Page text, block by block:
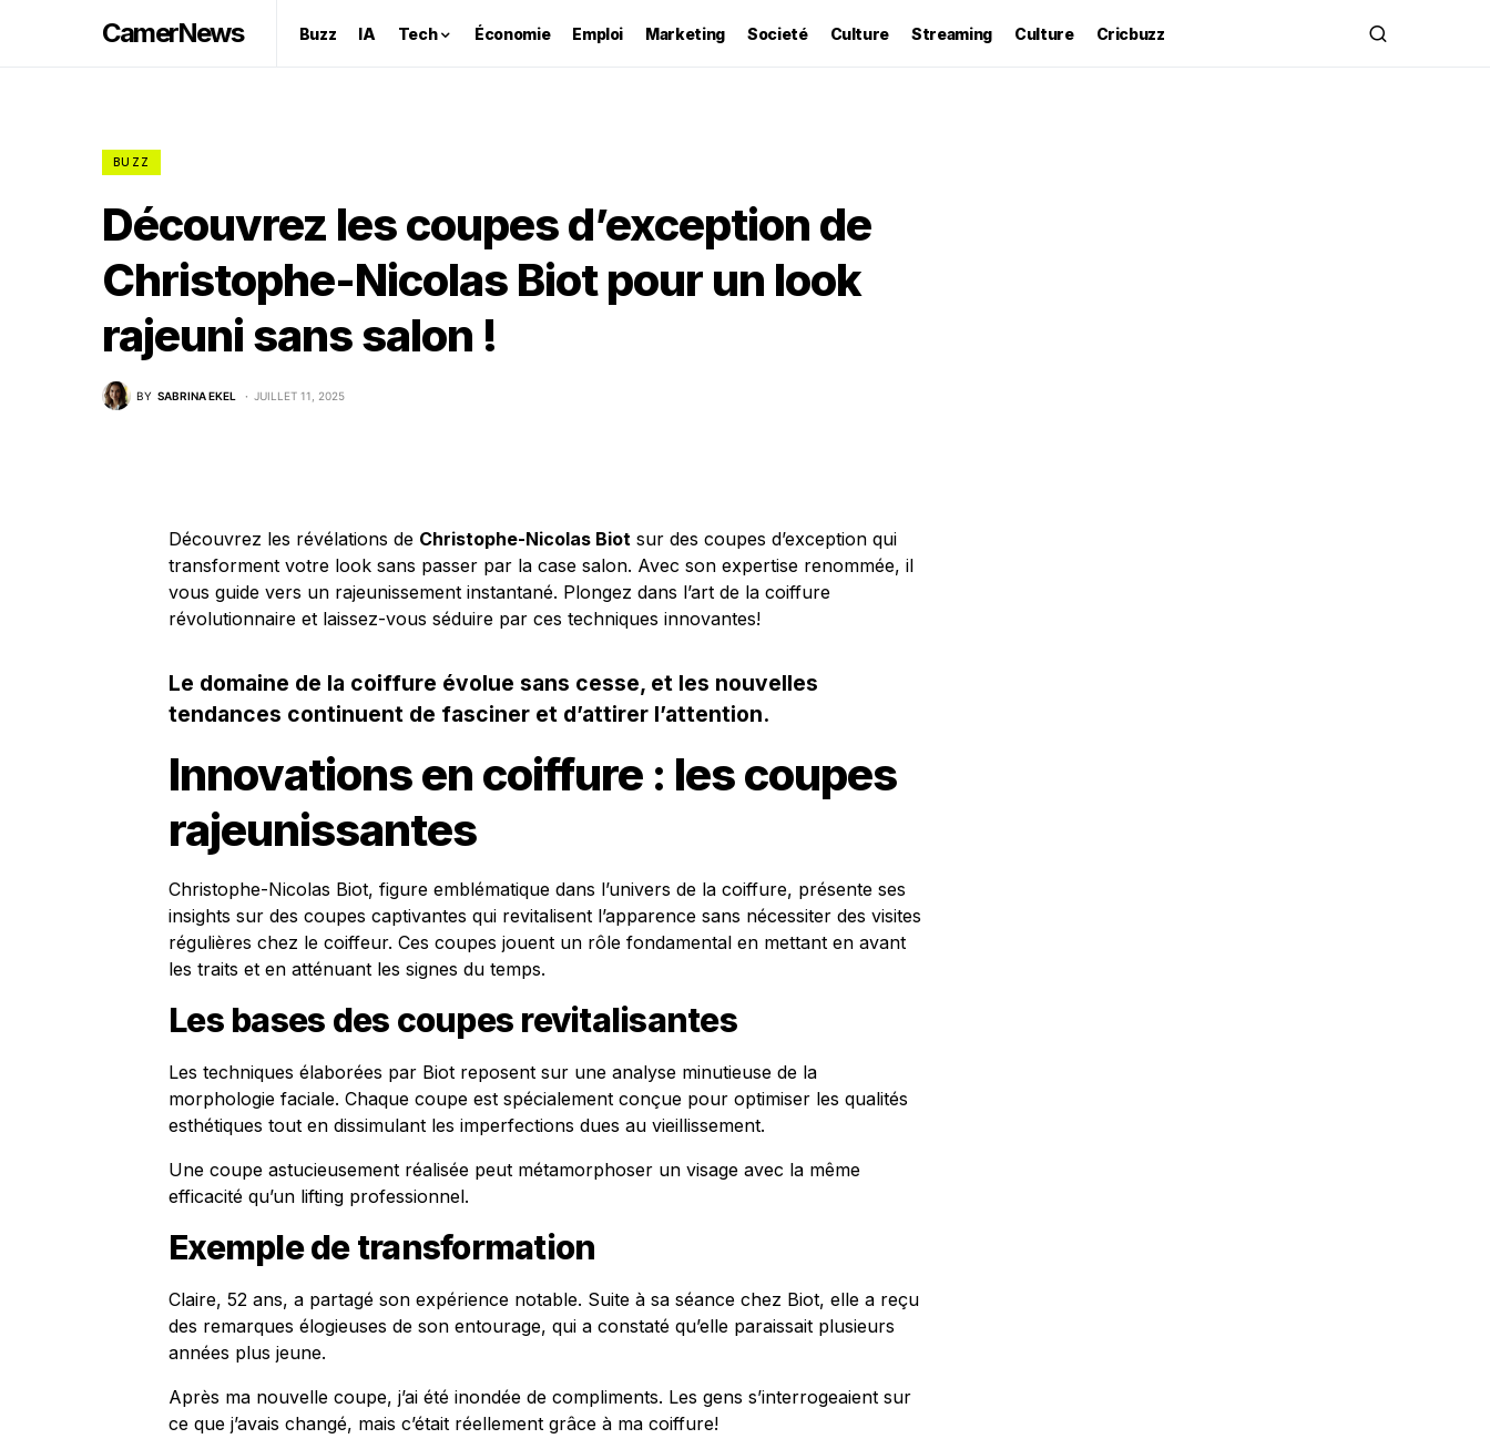
CamerNews Buzz IA Tech Économie Emploi Marketing Societé Culture Streaming Culture Cricbuzz
BUZZ
Découvrez les coupes d’exception de
Christophe-Nicolas Biot pour un look
rajeuni sans salon !
BY SABRINA EKEL JUILLET 11, 2025
Découvrez les révélations de Christophe-Nicolas Biot sur des coupes d’exception qui
transforment votre look sans passer par la case salon. Avec son expertise renommée, il
vous guide vers un rajeunissement instantané. Plongez dans l’art de la coiffure
révolutionnaire et laissez-vous séduire par ces techniques innovantes!
Le domaine de la coiffure évolue sans cesse, et les nouvelles
tendances continuent de fasciner et d’attirer l’attention.
Innovations en coiffure : les coupes
rajeunissantes
Christophe-Nicolas Biot, figure emblématique dans l’univers de la coiffure, présente ses
insights sur des coupes captivantes qui revitalisent l’apparence sans nécessiter des visites
régulières chez le coiffeur. Ces coupes jouent un rôle fondamental en mettant en avant
les traits et en atténuant les signes du temps.
Les bases des coupes revitalisantes
Les techniques élaborées par Biot reposent sur une analyse minutieuse de la
morphologie faciale. Chaque coupe est spécialement conçue pour optimiser les qualités
esthétiques tout en dissimulant les imperfections dues au vieillissement.
Une coupe astucieusement réalisée peut métamorphoser un visage avec la même
efficacité qu’un lifting professionnel.
Exemple de transformation
Claire, 52 ans, a partagé son expérience notable. Suite à sa séance chez Biot, elle a reçu
des remarques élogieuses de son entourage, qui a constaté qu’elle paraissait plusieurs
années plus jeune.
Après ma nouvelle coupe, j’ai été inondée de compliments. Les gens s’interrogeaient sur
ce que j’avais changé, mais c’était réellement grâce à ma coiffure!